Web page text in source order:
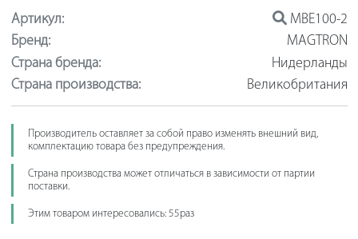
Артикул:
MBE100-2
Бренд:
MAGTRON
Страна бренда:
Нидерланды
Страна производства:
Великобритания
Производитель оставляет за собой право изменять внешний вид,
комплектацию товара без предупреждения.
Страна производства может отличаться в зависимости от партии
поставки.
Этим товаром интересовались: 55раз